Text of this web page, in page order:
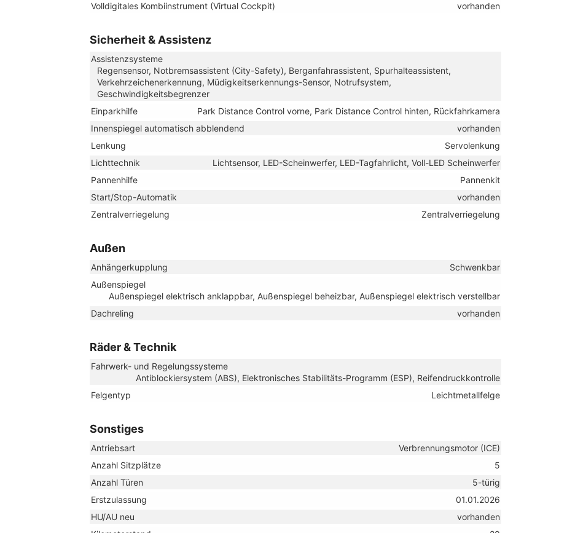
Volldigitales Kombiinstrument (Virtual Cockpit)
vorhanden
Sicherheit & Assistenz
Assistenzsysteme
Regensensor, Notbremsassistent (City-Safety), Berganfahrassistent, Spurhalteassistent,
Verkehrzeichenerkennung, Müdigkeitserkennungs-Sensor, Notrufsystem,
Geschwindigkeitsbegrenzer
Einparkhilfe
Park Distance Control vorne, Park Distance Control hinten, Rückfahrkamera
Innenspiegel automatisch abblendend
vorhanden
Lenkung
Servolenkung
Lichttechnik
Lichtsensor, LED-Scheinwerfer, LED-Tagfahrlicht, Voll-LED Scheinwerfer
Pannenhilfe
Pannenkit
Start/Stop-Automatik
vorhanden
Zentralverriegelung
Zentralverriegelung
Außen
Anhängerkupplung
Schwenkbar
Außenspiegel
Außenspiegel elektrisch anklappbar, Außenspiegel beheizbar, Außenspiegel elektrisch verstellbar
Dachreling
vorhanden
Räder & Technik
Fahrwerk- und Regelungssysteme
Antiblockiersystem (ABS), Elektronisches Stabilitäts-Programm (ESP), Reifendruckkontrolle
Felgentyp
Leichtmetallfelge
Sonstiges
Antriebsart
Verbrennungsmotor (ICE)
Anzahl Sitzplätze
5
Anzahl Türen
5-türig
Erstzulassung
01.01.2026
HU/AU neu
vorhanden